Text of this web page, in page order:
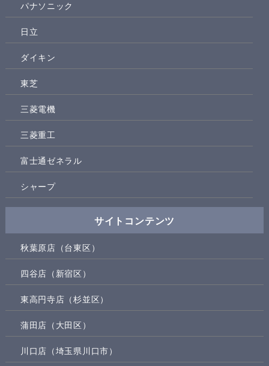
パナソニック
日立
ダイキン
東芝
三菱電機
三菱重工
富士通ゼネラル
シャープ
サイトコンテンツ
秋葉原店（台東区）
四谷店（新宿区）
東高円寺店（杉並区）
蒲田店（大田区）
川口店（埼玉県川口市）